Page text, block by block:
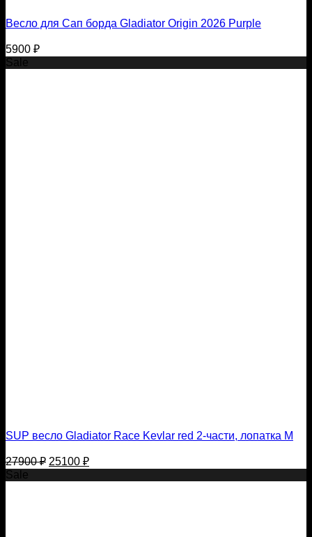
Весло для Сап борда Gladiator Origin 2026 Purple
5900 ₽
Sale
SUP весло Gladiator Race Kevlar red 2-части, лопатка M
27900₽ Первоначальная
цена
составляла
25100 ₽Текущая
цена:
Sale